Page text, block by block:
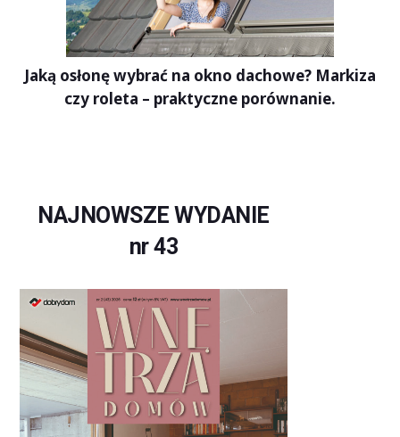
Jaką osłonę wybrać na okno dachowe? Markiza
czy roleta – praktyczne porównanie.
NAJNOWSZE WYDANIE
nr 43